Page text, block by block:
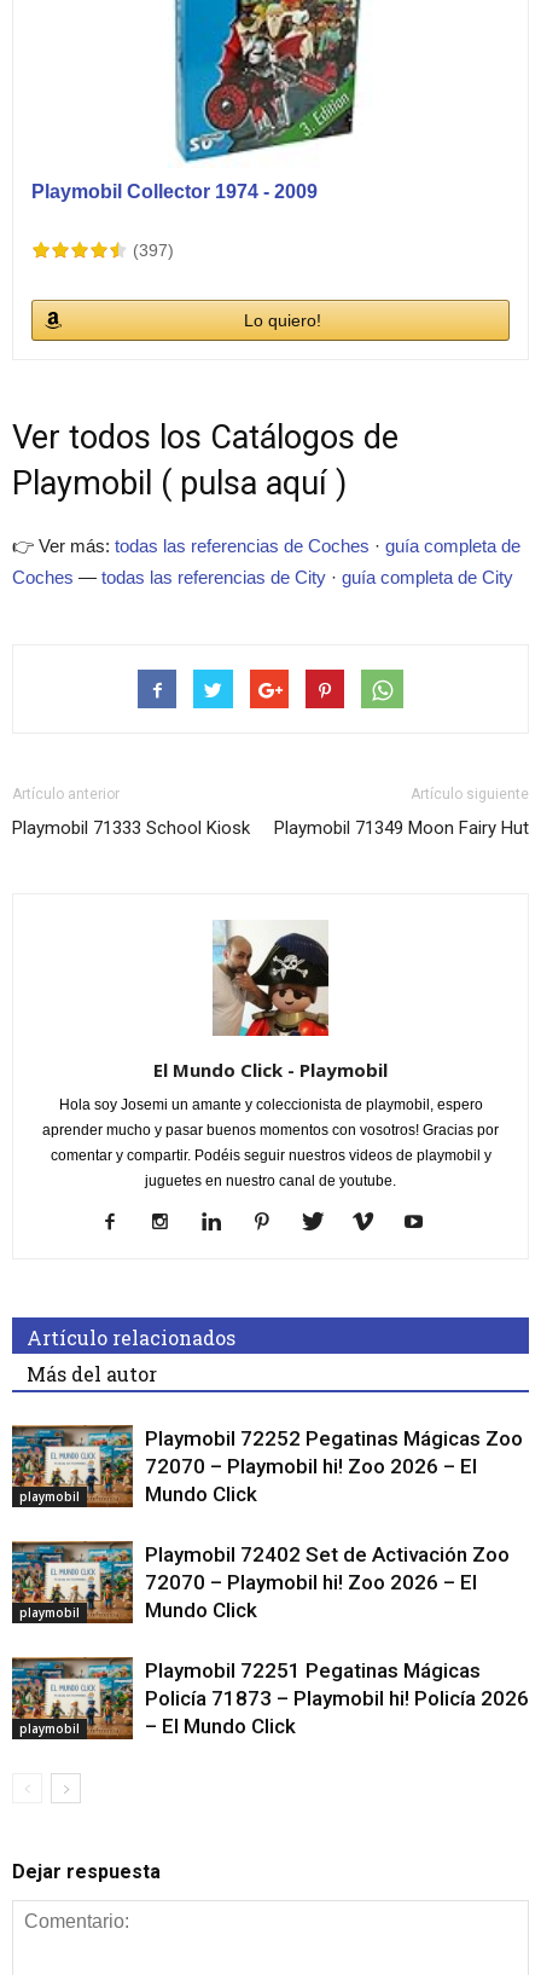
Playmobil Collector 1974 - 2009
(397)
Lo quiero!
Ver todos los Catálogos de
Playmobil ( pulsa aquí )
👉 Ver más: todas las referencias de Coches · guía completa de
Coches — todas las referencias de City · guía completa de City
Artículo anterior
Playmobil 71333 School Kiosk
Artículo siguiente
Playmobil 71349 Moon Fairy Hut
El Mundo Click - Playmobil
Hola soy Josemi un amante y coleccionista de playmobil, espero
aprender mucho y pasar buenos momentos con vosotros! Gracias por
comentar y compartir. Podéis seguir nuestros videos de playmobil y
juguetes en nuestro canal de youtube.
Artículo relacionados
Más del autor
playmobil
Playmobil 72252 Pegatinas Mágicas Zoo
72070 – Playmobil hi! Zoo 2026 – El
Mundo Click
playmobil
Playmobil 72402 Set de Activación Zoo
72070 – Playmobil hi! Zoo 2026 – El
Mundo Click
playmobil
Playmobil 72251 Pegatinas Mágicas
Policía 71873 – Playmobil hi! Policía 2026
– El Mundo Click
Dejar respuesta